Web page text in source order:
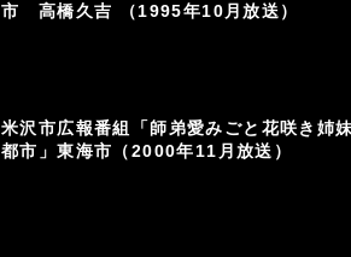
市 高橋久吉 （1995年10月放送）
米沢市広報番組「師弟愛みごと花咲き姉
都市」東海市（2000年11月放送）